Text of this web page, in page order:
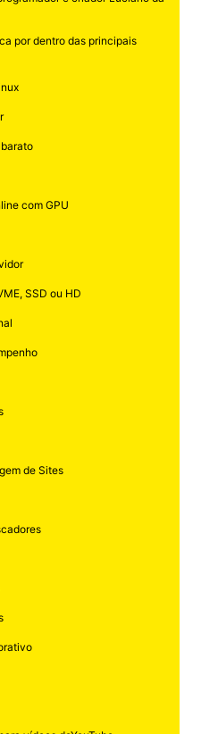
por dentro das principais
com GPU
SSD ou HD
de Sites